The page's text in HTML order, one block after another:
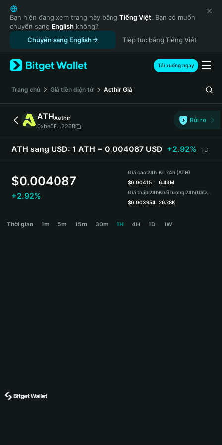
English
日本語
Tiếng Việt
Русский
Español (Latinoamérica)
Türkçe
Français
Deutsch
简体中文
繁體中文
Português (Portugal)
Bahasa Indonesia
ภาษาไทย
Español
Español (Argentina)
Bạn hiện đang xem trang này bằng Tiếng Việt. Bạn có muốn
chuyển sang English không?
Chuyển sang English
Tiếp tục bằng Tiếng Việt
Tải xuống ngay
‌Trang chủ Giá tiền điện tử Aethir Giá
ATHAethir
0xbe0E...226B
Rủi ro
ATH sang USD: 1 ATH = 0.004087 USD +2.92% 1D
$0.004087
+2.92%
Giá cao 24h
$0.00415
Giá thấp 24h
$0.003954
KL 24h (ATH)
6.43M
Khối lượng 24h(USDT)
26.28K
Thời gian 1m 5m 15m 30m 1H 4H 1D 1W